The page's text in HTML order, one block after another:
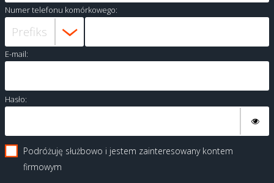
Numer telefonu komórkowego:
E-mail:
Hasło:
Podróżuję służbowo i jestem zainteresowany kontem
firmowym